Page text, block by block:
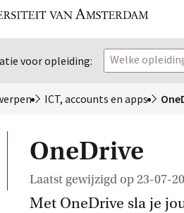
voor opleiding: Welke
ICT, accounts en apps
OneDrive
Laatst gewijzigd op23-07-
Met OneDrive sla je